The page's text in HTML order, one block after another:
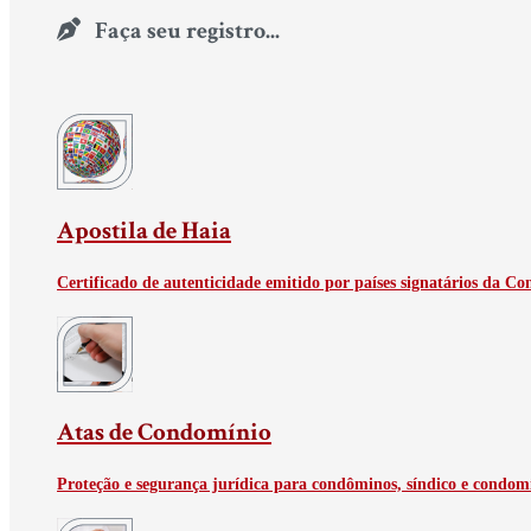
Faça seu registro...
Apostila de Haia
Certificado de autenticidade emitido por países signatários da
Atas de Condomínio
Proteção e segurança jurídica para condôminos, síndico e